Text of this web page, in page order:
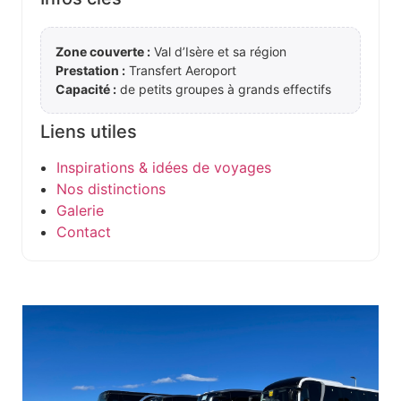
Zone couverte : Val d’Isère et sa région
Prestation : Transfert Aeroport
Capacité : de petits groupes à grands effectifs
Liens utiles
Inspirations & idées de voyages
Nos distinctions
Galerie
Contact